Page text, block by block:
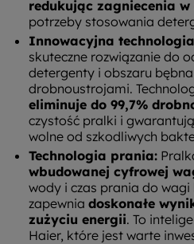
redukując zagniecenia
potrzeby stosowania
Innowacyjna technologia
skuteczne rozwiązanie do
detergenty i obszaru
drobnoustrojami.
eliminuje do 99,7%
czystość pralki i
wolne od szkodliwych
Technologia prania:
wbudowanej cyfrowej
wody i czas prania do
zapewnia doskonałe
zużyciu energii. To
Haier, które jest warte